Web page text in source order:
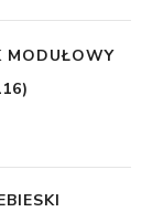
MODUŁOWY